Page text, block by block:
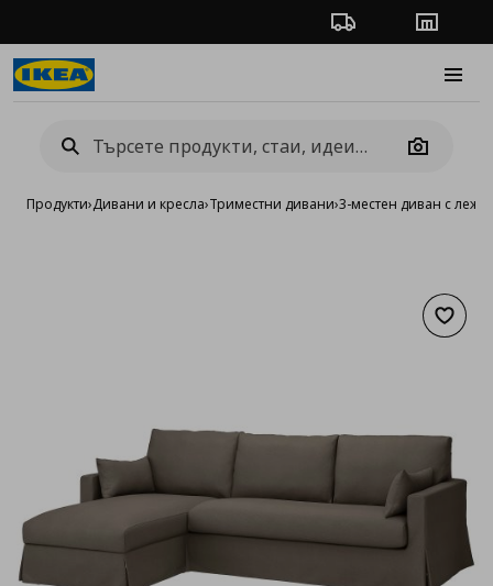
Проследяване на
Camera
Продукти›Дивани и кресла›Триместни дивани›3-местен диван с